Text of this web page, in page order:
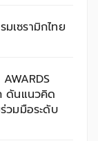
เซรามิกไทย
ดันแนวคิด
วมมือระดับ